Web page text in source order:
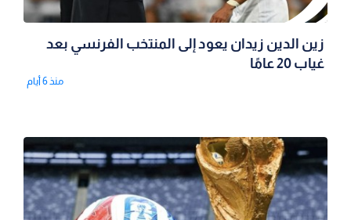
زين الدين زيدان يعود إلى المنتخب الفرنسي بعد
غياب 20 عامًا
منذ 6 أيام